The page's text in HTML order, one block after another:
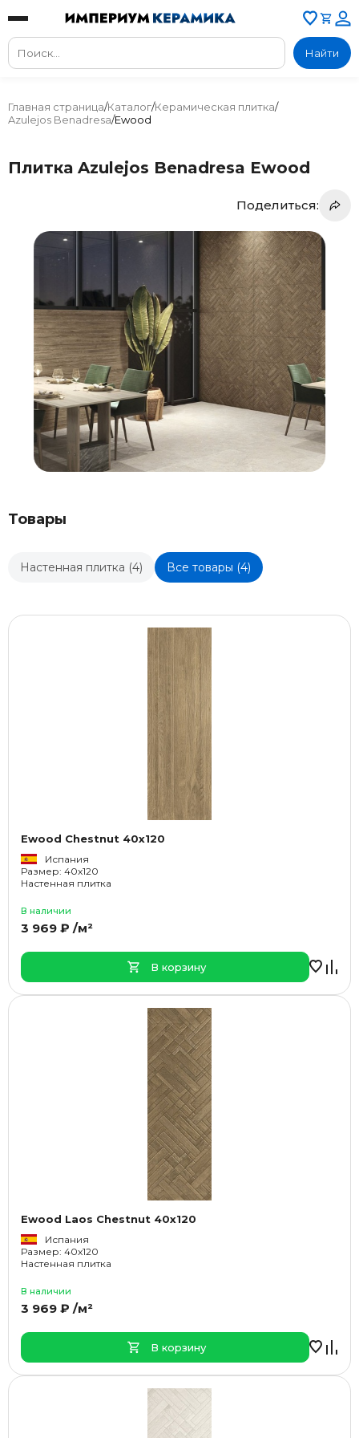
Найти
Главная страница/Каталог/Керамическая плитка/
Azulejos Benadresa/Ewood
Плитка Azulejos Benadresa Ewood
Поделиться:
Товары
Настенная плитка (4) Все товары (4)
Ewood Chestnut 40x120
Испания
Размер: 40x120
Настенная плитка
В наличии
3 969 ₽ /м²
В корзину
Ewood Laos Chestnut 40x120
Испания
Размер: 40x120
Настенная плитка
В наличии
3 969 ₽ /м²
В корзину